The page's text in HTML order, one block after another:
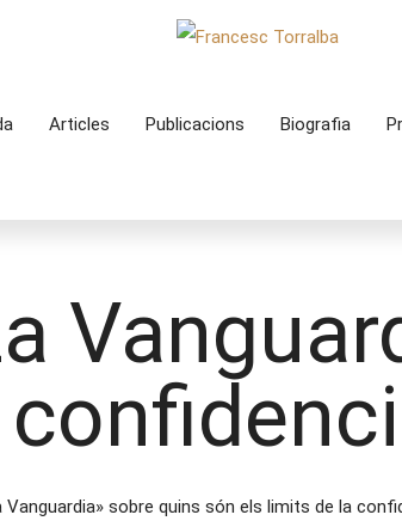
Articles Publicacions Biografia
sobre quins són els limits de la